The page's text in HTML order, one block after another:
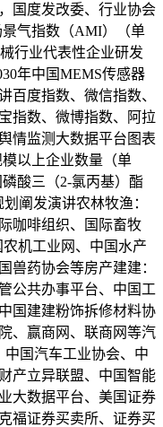
国度发改委、行业协会
景气指数（AMI）（单
行业代表性企业研发
年中国MEMS传感器
百度指数、微信指数、
指数、微博指数、阿拉
情监测大数据平台图表
模以上企业数量（单
酸三（2-氯丙基）酯
阐发演讲农林牧渔：
咖啡组织、国际畜牧
农机工业网、中国水产
兽药协会等房产建建：
公共办事平台、中国工
国建建粉饰拆修材料协
、赢商网、联商网等汽
国汽车工业协会、中
产立异联盟、中国智能
大数据平台、美国证券
福证券买卖所、证券买